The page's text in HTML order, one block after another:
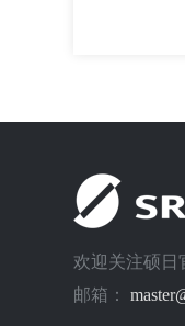
欢迎关注硕日
邮箱：